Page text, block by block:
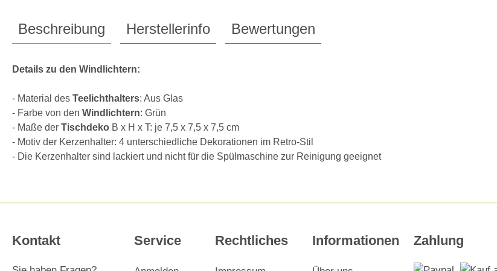
Beschreibung Herstellerinfo Bewertungen
Details zu den Windlichtern:
- Material des Teelichthalters: Aus Glas
- Farbe von den Windlichtern: Grün
- Maße der Tischdeko B x H x T: je 7,5 x 7,5 x 7,5 cm
- Motiv der Kerzenhalter: 4 unterschiedliche Dekorationen im Retro-Stil
- Die Kerzenhalter sind lackiert und nicht für die Spülmaschine zur Reinigung geeignet
Kontakt Service Rechtliches Informationen Zahlung